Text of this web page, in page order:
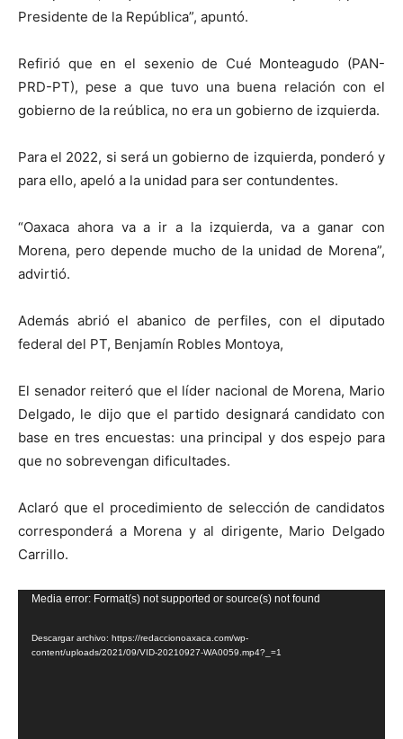
Presidente de la República”, apuntó.
Refirió que en el sexenio de Cué Monteagudo (PAN-
PRD-PT), pese a que tuvo una buena relación con el
gobierno de la reública, no era un gobierno de izquierda.
Para el 2022, si será un gobierno de izquierda, ponderó y
para ello, apeló a la unidad para ser contundentes.
“Oaxaca ahora va a ir a la izquierda, va a ganar con
Morena, pero depende mucho de la unidad de Morena”,
advirtió.
Además abrió el abanico de perfiles, con el diputado
federal del PT, Benjamín Robles Montoya,
El senador reiteró que el líder nacional de Morena, Mario
Delgado, le dijo que el partido designará candidato con
base en tres encuestas: una principal y dos espejo para
que no sobrevengan dificultades.
Aclaró que el procedimiento de selección de candidatos
corresponderá a Morena y al dirigente, Mario Delgado
Carrillo.
Reproductor
vídeo
Media error: Format(s) not supported or source(s) not found
Descargar archivo: https://redaccionoaxaca.com/wp-
content/uploads/2021/09/VID-20210927-WA0059.mp4?_=1